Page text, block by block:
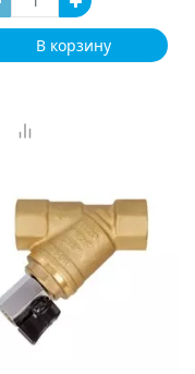
В корзину